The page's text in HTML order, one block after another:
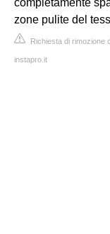
completamente
zone pulite del
Richiesta di rimozione
instapro.it